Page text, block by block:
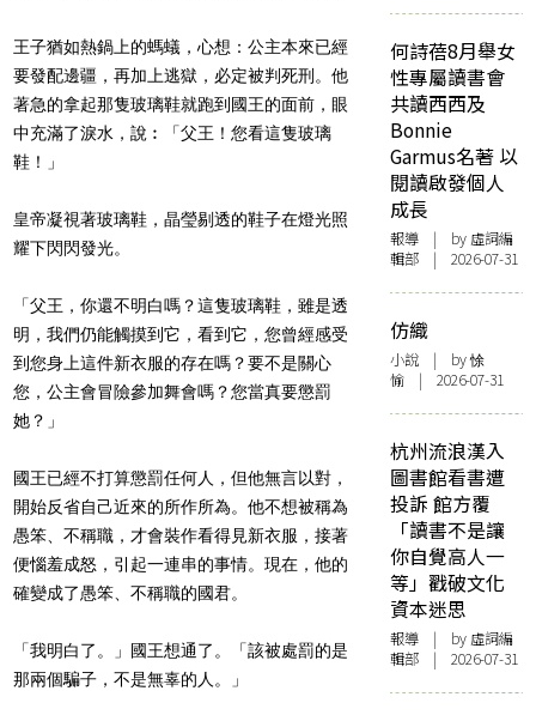
王子猶如熱鍋上的螞蟻，心想：公主本來已經
要發配邊疆，再加上逃獄，必定被判死刑。他
著急的拿起那隻玻璃鞋就跑到國王的面前，眼
中充滿了淚水，說︰「父王！您看這隻玻璃
鞋！」
皇帝凝視著玻璃鞋，晶瑩剔透的鞋子在燈光照
耀下閃閃發光。
「父王，你還不明白嗎？這隻玻璃鞋，雖是透
明，我們仍能觸摸到它，看到它，您曾經感受
到您身上這件新衣服的存在嗎？要不是關心
您，公主會冒險參加舞會嗎？您當真要懲罰
她？」
國王已經不打算懲罰任何人，但他無言以對，
開始反省自己近來的所作所為。他不想被稱為
愚笨、不稱職， 才會裝作看得見新衣服，接著
便惱羞成怒，引起一連串的事情。現在，他的
確變成了愚笨、不稱職的國君。
「我明白了。」國王想通了。「該被處罰的是
那兩個騙子，不是無辜的人。」
何詩蓓8月舉女
性專屬讀書會
共讀西西及
Bonnie
Garmus名著 以
閱讀啟發個人
成長
報導 | by 虛詞編
輯部 | 2026-07-31
仿織
小說 | by 悇
愉 | 2026-07-31
杭州流浪漢入
圖書館看書遭
投訴 館方覆
「讀書不是讓
你自覺高人一
等」戳破文化
資本迷思
報導 | by 虛詞編
輯部 | 2026-07-31